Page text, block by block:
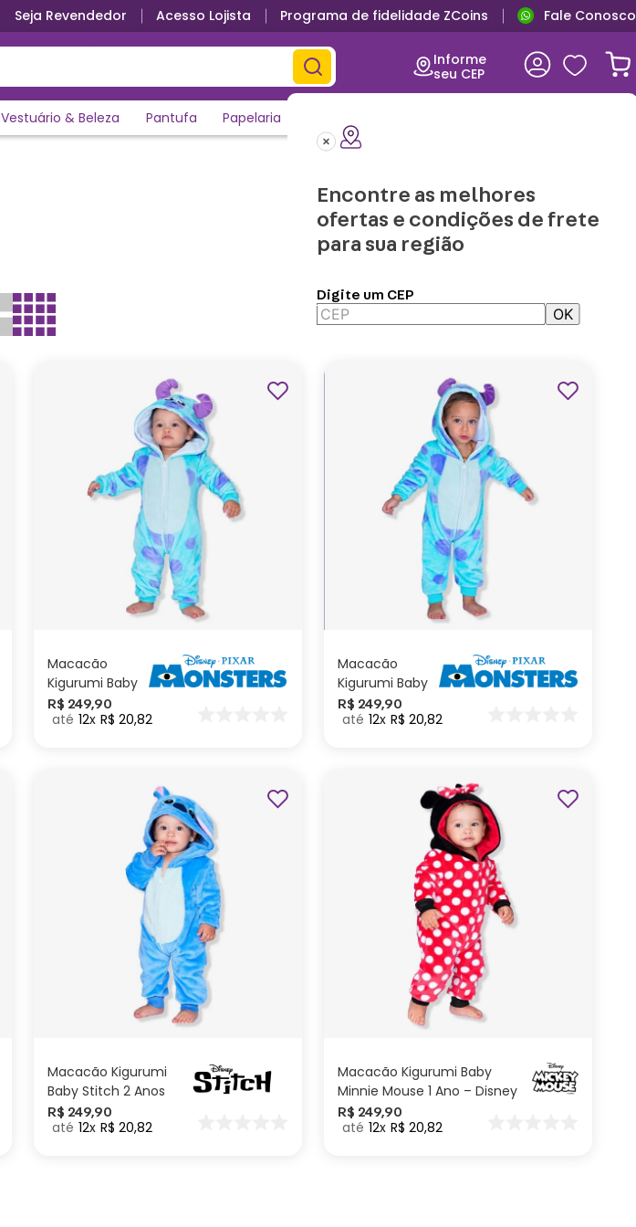
Seja Revendedor Acesso Lojista Programa de fidelidade ZCoins Fale Conosco
Informe
seu CEP
Encontre as melhores
ofertas e condições de frete
para sua região
Digite um CEP
OK
Vestuário & Beleza Pantufa Papelaria
Aplicar Filtros
Macacão
Kigurumi Baby
Sullivan 1 Ano
Monstros SA –
R$ 249,90
12 R$ 20,82
1 ano
ADICIONAR AO
CARRINHO
Macacão
Kigurumi Baby
Sullivan 2 Anos
Monstros SA –
R$ 249,90
12 R$ 20,82
2 anos
ADICIONAR AO
CARRINHO
Macacão Kigurumi
Baby Stitch 2 Anos
– Disney
R$ 249,90
12 R$ 20,82
2 anos
ADICIONAR AO
CARRINHO
Macacão Kigurumi Baby
Minnie Mouse 1 Ano – Disney
R$ 249,90
12 R$ 20,82
1 ano
ADICIONAR AO
CARRINHO